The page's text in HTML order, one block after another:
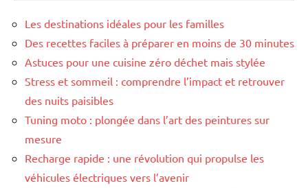
Les destinations idéales pour les familles
Des recettes faciles à préparer en moins de 30 minutes
Astuces pour une cuisine zéro déchet mais stylée
Stress et sommeil : comprendre l’impact et retrouver
des nuits paisibles
Tuning moto : plongée dans l’art des peintures sur
mesure
Recharge rapide : une révolution qui propulse les
véhicules électriques vers l’avenir